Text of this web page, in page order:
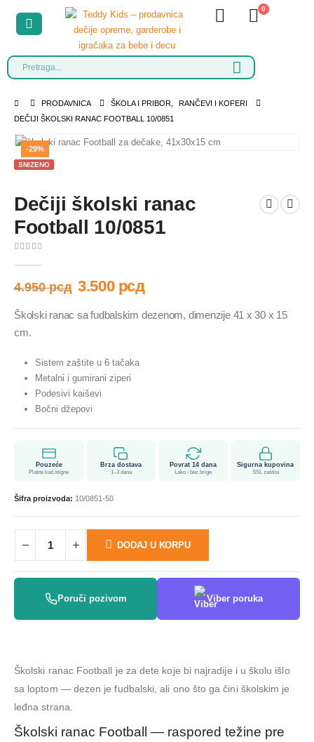
0
PRODAVNICA ŠKOLA I PRIBOR
RANČEVI I KOFERI
DEČIJI ŠKOLSKI RANAC FOOTBALL 10/0851
-29%
SNIZENO
Dečiji školski ranac
Football 10/0851
4.950рсд 3.500 рсд
Školski ranac sa fudbalskim dezenom, dimenzije 41 x 30 x 15
cm.
Sistem zaštite u 6 tačaka
Metalni i gumirani ziperi
Podesivi kaiševi
Bočni džepovi
Pouzeće
Platite kad stigne
Brza dostava
1–3 dana
Povrat 14 dana
Lako i bez brige
Sigurna kupovina
SSL zaštita
Šifra proizvoda: 10/0851-50
DODAJ U KORPU
Poruči pozivom Viber poruka
Školski ranac Football je za dete koje bi najradije i u školu išlo
sa loptom — dezen je fudbalski, ali ono što ga čini školskim je
leđna strana.
Školski ranac Football — raspored težine pre